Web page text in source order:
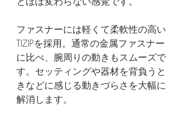
ファスナーには軽くて柔軟性の高い
TIZIPを採用。通常の金属ファスナー
に比べ、腕周りの動きもスムーズで
す。セッティングや器材を背負うと
きなどに感じる動きづらさを大幅に
解消します。